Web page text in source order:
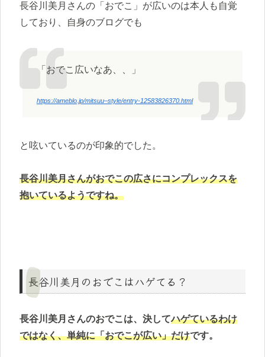
長谷川美月さんの「おでこ」が広いのは本人も自覚
しており、自身のブログでも
「おでこ広いなあ、、」
https://ameblo.jp/mitsuu–style/entry-12583826370.html
と呟いているのが印象的でした。
長谷川美月さんがおでこの広さにコンプレックスを
抱いているようですね。
長谷川美月のおでこはハゲてる？
長谷川美月さんのおでこは、決してハゲているわけ
ではなく、単純に「おでこが広い」だけです。